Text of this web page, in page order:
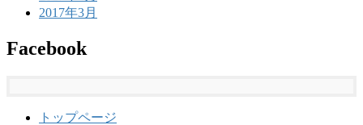
2017年3月
Facebook
トップページ